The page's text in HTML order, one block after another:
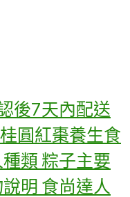
後7天內配送
圓紅棗養生食
類 粽子主要
明 食尚達人